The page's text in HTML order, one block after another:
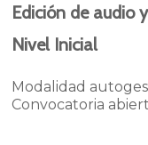
Edición de audio
Nivel Inicial
Modalidad
Convocatoria